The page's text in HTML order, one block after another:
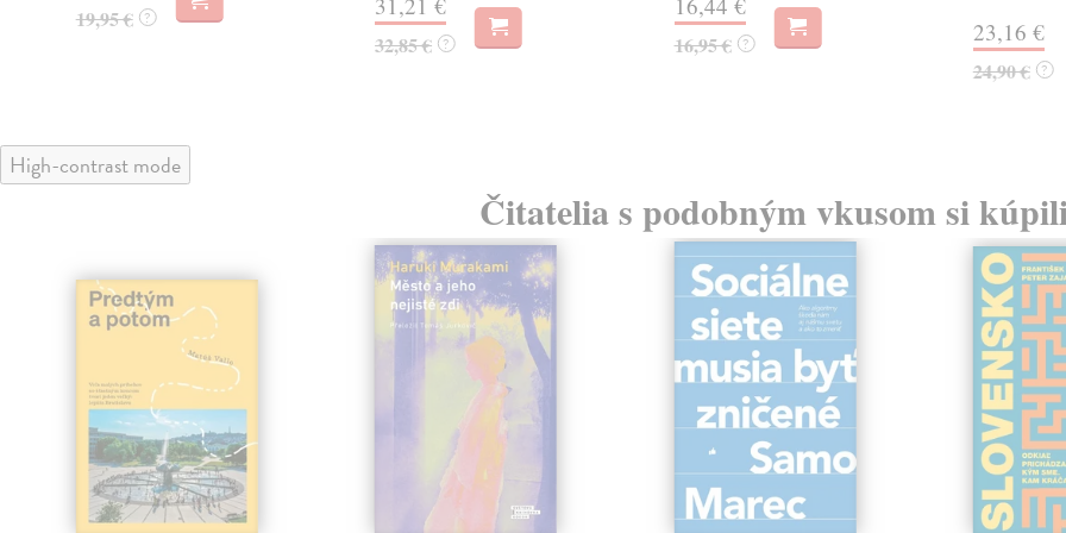
19,95 € ?
32,85 € ? 16,95 € ? 23,16 €
24,90 € ?
High-contrast mode
Čitatelia s podobným vkusom si